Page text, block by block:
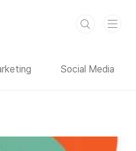
Social Media